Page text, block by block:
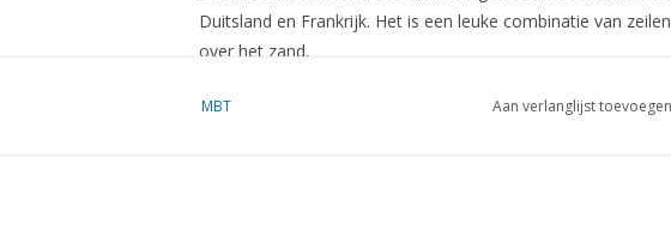
Duitsland en Frankrijk. Het is een leuke combinatie van
over het zand.
MBT Aan verlanglijst toevoegen